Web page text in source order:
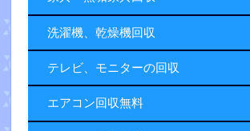
洗濯機、乾燥機回収
テレビ、モニターの回収
エアコン回収無料